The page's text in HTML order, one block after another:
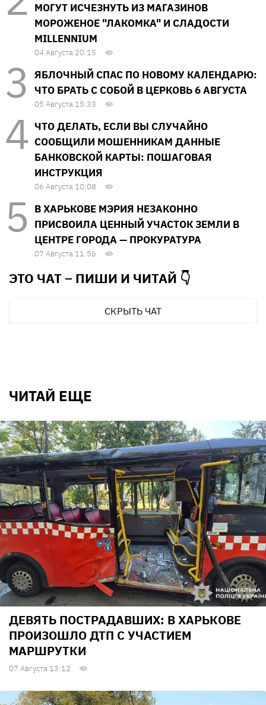
МОГУТ ИСЧЕЗНУТЬ ИЗ МАГАЗИНОВ
МОРОЖЕНОЕ "ЛАКОМКА" И СЛАДОСТИ
MILLENNIUM
04 Августа 20:15
ЯБЛОЧНЫЙ СПАС ПО НОВОМУ КАЛЕНДАРЮ:
ЧТО БРАТЬ С СОБОЙ В ЦЕРКОВЬ 6 АВГУСТА
05 Августа 15:33
ЧТО ДЕЛАТЬ, ЕСЛИ ВЫ СЛУЧАЙНО
СООБЩИЛИ МОШЕННИКАМ ДАННЫЕ
БАНКОВСКОЙ КАРТЫ: ПОШАГОВАЯ
ИНСТРУКЦИЯ
06 Августа 10:08
В ХАРЬКОВЕ МЭРИЯ НЕЗАКОННО
ПРИСВОИЛА ЦЕННЫЙ УЧАСТОК ЗЕМЛИ В
ЦЕНТРЕ ГОРОДА — ПРОКУРАТУРА
07 Августа 11:56
ЭТО ЧАТ – ПИШИ И ЧИТАЙ 👇
СКРЫТЬ ЧАТ
ЧИТАЙ ЕЩЕ
ДЕВЯТЬ ПОСТРАДАВШИХ: В ХАРЬКОВЕ
ПРОИЗОШЛО ДТП С УЧАСТИЕМ
МАРШРУТКИ
07 Августа 13:12